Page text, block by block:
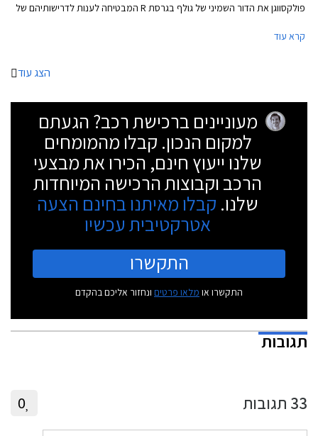
פולקסווגן את הדור השמיני של גולף בגרסת R המבטיחה לענות לדרישותיהם של
קרא עוד
הצג עוד
מעוניינים ברכישת רכב? הגעתם
למקום הנכון. קבלו מהמומחים
שלנו ייעוץ חינם, הכירו את מבצעי
הרכב וקבוצות הרכישה המיוחדות
שלנו. קבלו מאיתנו בחינם הצעה
אטרקטיבית עכשיו
התקשרו
התקשרו או מלאו פרטים ונחזור אליכם בהקדם
תגובות
33 תגובות 0